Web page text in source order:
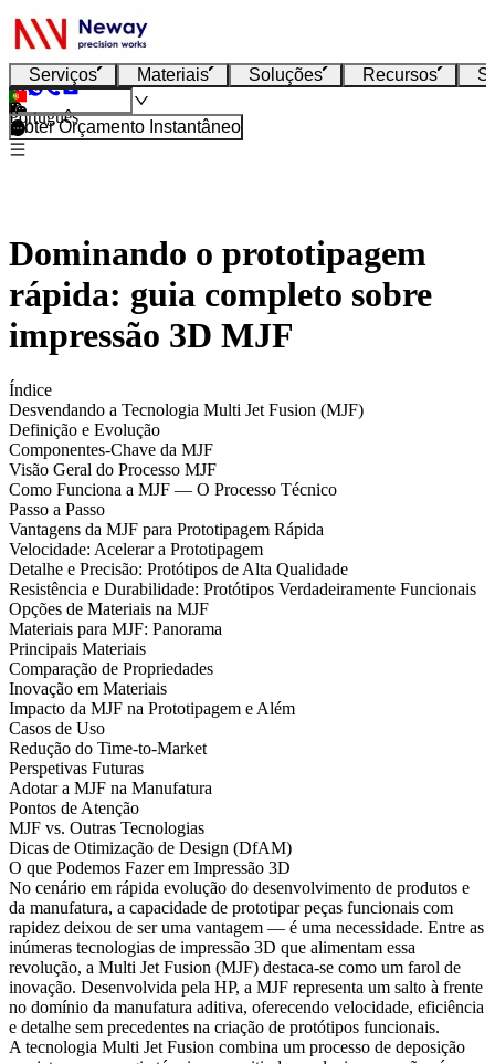
Serviços Materiais Soluções Recursos
Português
Obter Orçamento Instantâneo
Dominando o prototipagem
rápida: guia completo sobre
impressão 3D MJF
Índice
Desvendando a Tecnologia Multi Jet Fusion (MJF)
Definição e Evolução
Componentes-Chave da MJF
Visão Geral do Processo MJF
Como Funciona a MJF — O Processo Técnico
Passo a Passo
Vantagens da MJF para Prototipagem Rápida
Velocidade: Acelerar a Prototipagem
Detalhe e Precisão: Protótipos de Alta Qualidade
Resistência e Durabilidade: Protótipos Verdadeiramente Funcionais
Opções de Materiais na MJF
Materiais para MJF: Panorama
Principais Materiais
Comparação de Propriedades
Inovação em Materiais
Impacto da MJF na Prototipagem e Além
Casos de Uso
Redução do Time-to-Market
Perspetivas Futuras
Adotar a MJF na Manufatura
Pontos de Atenção
MJF vs. Outras Tecnologias
Dicas de Otimização de Design (DfAM)
O que Podemos Fazer em Impressão 3D
No cenário em rápida evolução do desenvolvimento de produtos e
da manufatura, a capacidade de prototipar peças funcionais com
rapidez deixou de ser uma vantagem — é uma necessidade. Entre as
inúmeras tecnologias de impressão 3D que alimentam essa
revolução, a Multi Jet Fusion (MJF) destaca-se como um farol de
inovação. Desenvolvida pela HP, a MJF representa um salto à frente
no domínio da manufatura aditiva, oferecendo velocidade, eficiência
e detalhe sem precedentes na criação de protótipos funcionais.
A tecnologia Multi Jet Fusion combina um processo de deposição